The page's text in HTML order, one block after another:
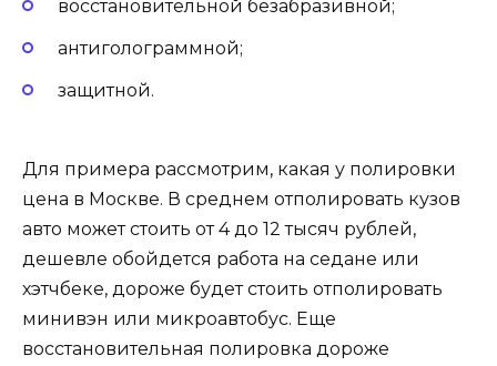
восстановительной безабразивной;
антиголограммной;
защитной.
Для примера рассмотрим, какая у полировки
цена в Москве. В среднем отполировать кузов
авто может стоить от 4 до 12 тысяч рублей,
дешевле обойдется работа на седане или
хэтчбеке, дороже будет стоить отполировать
минивэн или микроавтобус. Еще
восстановительная полировка дороже